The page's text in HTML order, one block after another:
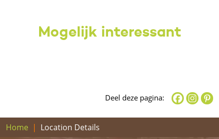
Mogelijk interessant
Deel deze pagina:
Home Location Details